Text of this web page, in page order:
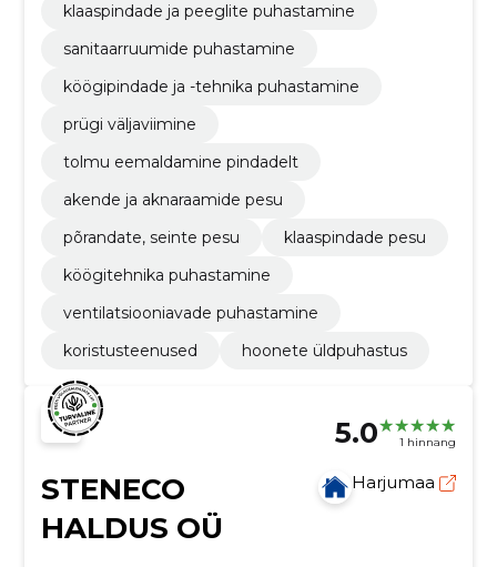
klaaspindade ja peeglite puhastamine
sanitaarruumide puhastamine
köögipindade ja -tehnika puhastamine
prügi väljaviimine
tolmu eemaldamine pindadelt
akende ja aknaraamide pesu
põrandate, seinte pesu
klaaspindade pesu
köögitehnika puhastamine
ventilatsiooniavade puhastamine
koristusteenused
hoonete üldpuhastus
5.0 1 hinnang
STENECO
HALDUS OÜ
Harjumaa